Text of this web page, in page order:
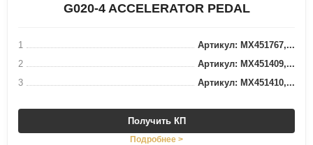
G020-4 ACCELERATOR PEDAL
1
Артикул: MX451767,...
2
Артикул: MX451409,...
3
Артикул: MX451410,...
Получить КП
Подробнее >